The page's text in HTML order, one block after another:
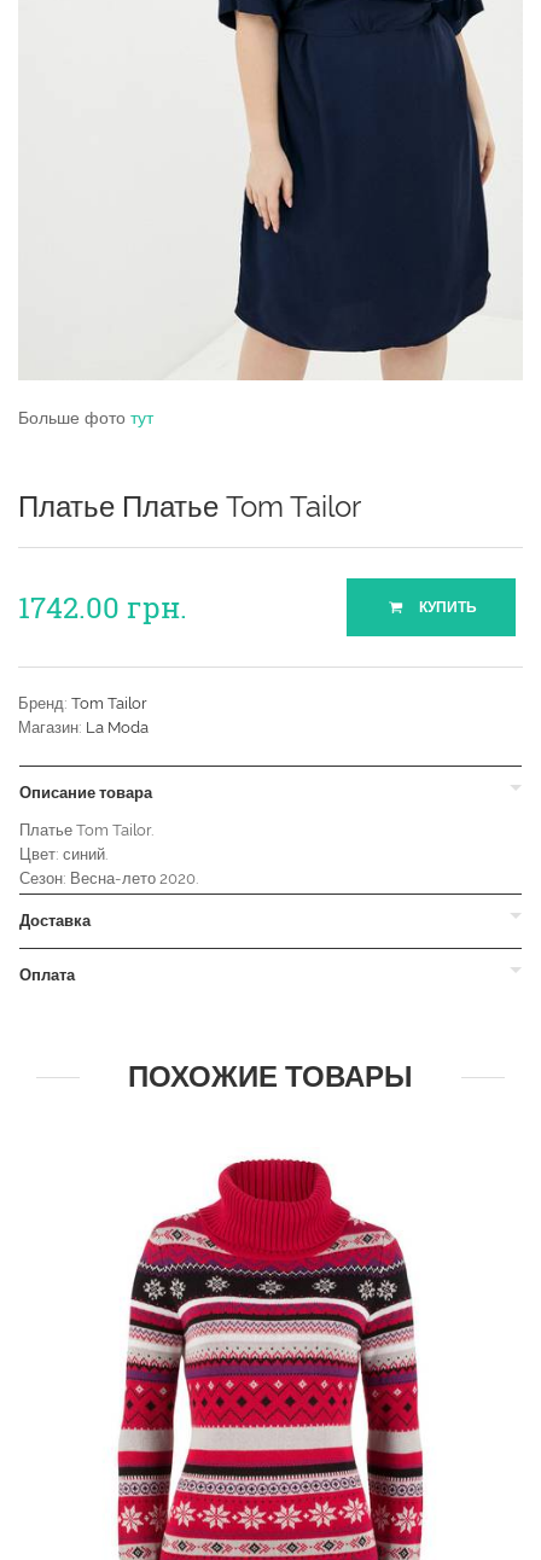
Больше фото тут
Платье Платье Tom Tailor
1742.00 грн. КУПИТЬ
Бренд: Tom Tailor
Магазин: La Moda
Описание товара
Платье Tom Tailor.
Цвет: синий.
Сезон: Весна-лето 2020.
Доставка
Оплата
ПОХОЖИЕ ТОВАРЫ